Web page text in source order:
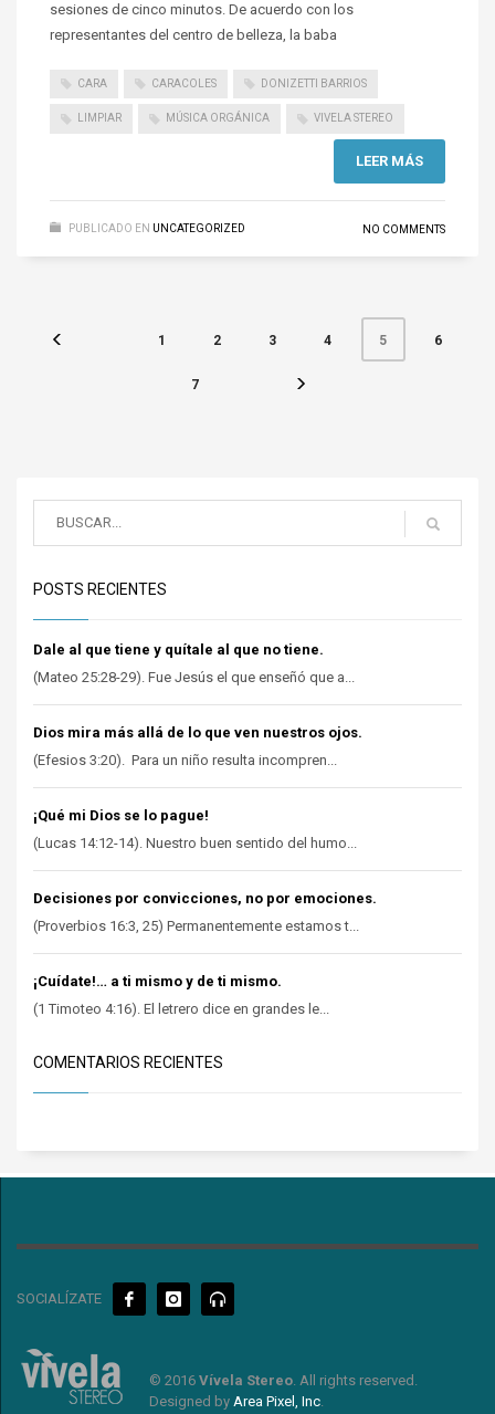
sesiones de cinco minutos. De acuerdo con los
representantes del centro de belleza, la baba
CARA CARACOLES DONIZETTI BARRIOS
LIMPIAR MÚSICA ORGÁNICA VIVELA STEREO
LEER MÁS
PUBLICADO EN UNCATEGORIZED NO COMMENTS
1 2 3 4 5 6
7
POSTS RECIENTES
Dale al que tiene y quítale al que no tiene.
(Mateo 25:28-29). Fue Jesús el que enseñó que a...
Dios mira más allá de lo que ven nuestros ojos.
(Efesios 3:20). Para un niño resulta incompren...
¡Qué mi Dios se lo pague!
(Lucas 14:12-14). Nuestro buen sentido del humo...
Decisiones por convicciones, no por emociones.
(Proverbios 16:3, 25) Permanentemente estamos t...
¡Cuídate!… a ti mismo y de ti mismo.
(1 Timoteo 4:16). El letrero dice en grandes le...
COMENTARIOS RECIENTES
SOCIALÍZATE
© 2016 Vívela Stereo . All rights reserved.
Designed by Area Pixel, Inc